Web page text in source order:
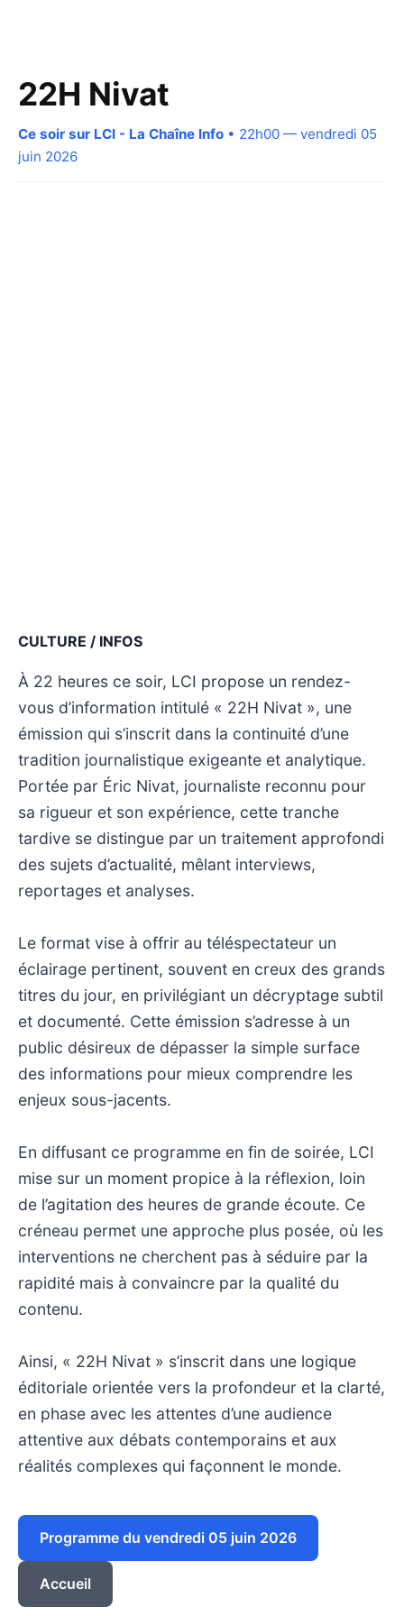
22H Nivat
Ce soir sur LCI - La Chaîne Info • 22h00 — vendredi 05
juin 2026
CULTURE / INFOS
À 22 heures ce soir, LCI propose un rendez-
vous d’information intitulé « 22H Nivat », une
émission qui s’inscrit dans la continuité d’une
tradition journalistique exigeante et analytique.
Portée par Éric Nivat, journaliste reconnu pour
sa rigueur et son expérience, cette tranche
tardive se distingue par un traitement approfondi
des sujets d’actualité, mêlant interviews,
reportages et analyses.
Le format vise à offrir au téléspectateur un
éclairage pertinent, souvent en creux des grands
titres du jour, en privilégiant un décryptage subtil
et documenté. Cette émission s’adresse à un
public désireux de dépasser la simple surface
des informations pour mieux comprendre les
enjeux sous-jacents.
En diffusant ce programme en fin de soirée, LCI
mise sur un moment propice à la réflexion, loin
de l’agitation des heures de grande écoute. Ce
créneau permet une approche plus posée, où les
interventions ne cherchent pas à séduire par la
rapidité mais à convaincre par la qualité du
contenu.
Ainsi, « 22H Nivat » s’inscrit dans une logique
éditoriale orientée vers la profondeur et la clarté,
en phase avec les attentes d’une audience
attentive aux débats contemporains et aux
réalités complexes qui façonnent le monde.
Programme du vendredi 05 juin 2026
Accueil